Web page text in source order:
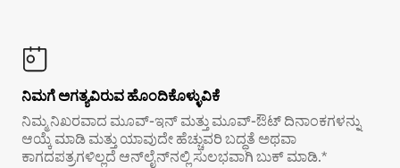
ನಿಮಗೆ ಅಗತ್ಯವಿರುವ ಹೊಂದಿಕೊಳ್ಳುವಿಕೆ
ನಿಮ್ಮ ನಿಖರವಾದ ಮೂವ್-ಇನ್ ಮತ್ತು ಮೂವ್-ಔಟ್ ದಿನಾಂಕಗಳನ್ನು
ಆಯ್ಕೆ ಮಾಡಿ ಮತ್ತು ಯಾವುದೇ ಹೆಚ್ಚುವರಿ ಬದ್ಧತೆ ಅಥವಾ
ಕಾಗದಪತ್ರಗಳಿಲ್ಲದೆ ಆನ್‌ಲೈನ್‌ನಲ್ಲಿ ಸುಲಭವಾಗಿ ಬುಕ್ ಮಾಡಿ.*